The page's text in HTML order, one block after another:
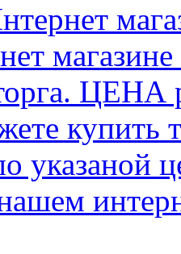
купить
указаной